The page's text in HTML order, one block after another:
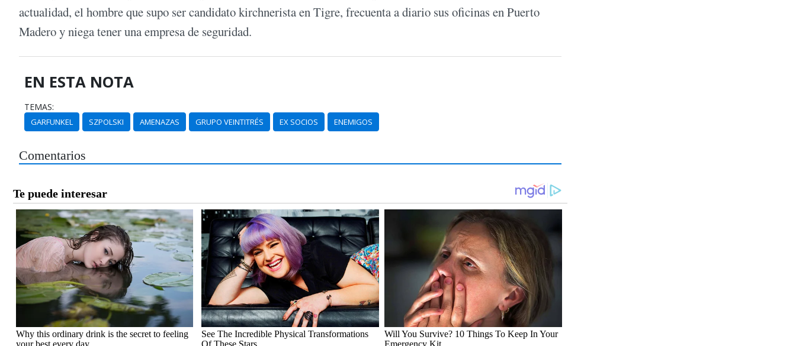
actualidad, el hombre que supo ser candidato kirchnerista en Tigre, frecuenta a diario sus oficinas en Puerto
Madero y niega tener una empresa de seguridad.
EN ESTA NOTA
TEMAS:
GARFUNKEL SZPOLSKI AMENAZAS GRUPO VEINTITRÉS EX SOCIOS ENEMIGOS
Comentarios